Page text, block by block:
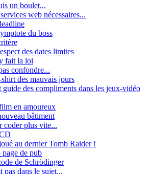
un boulet...
web nécessaires...
du boss
des dates limites
fait la loi
confondre...
des mauvais jours
guide des compliments dans les jeux-vidéo
en amoureux
bâtiment
coder plus vite...
au dernier Tomb Raider !
page de pub
de Schrödinger
pas dans le sujet...